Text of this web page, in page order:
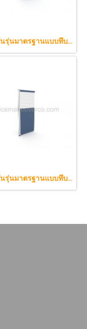
พาร์ทิชั่นรุ่นมาตรฐานแบบทึบกึ่งกระจกลาย 80 x 150 cm.
พาร์ทิชั่นรุ่นมาตรฐานแบบทึบกึ่งกระจกลาย 80 x 150 cm.